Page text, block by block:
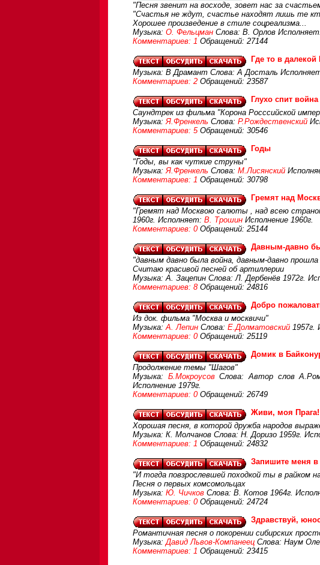
"Песня звенит на восходе, зовет нас за
"Счастья не ждут, счастье находят лишь те
Хорошее произведение в стиле соцреализма...
Музыка: О. Фельцман Слова: В. Орлов
Комментариев: 1 Обращений: 27144
Где то в далекой
Музыка: В Драмант Слова: А Досталь
Комментариев: 2 Обращений: 23587
Глухо спит война
Саундтрек из фильма "Корона Росссийской
Музыка:Я.Френкель Слова: Р.Рождественский
Комментариев: 5 Обращений: 30546
Годы
"Годы, вы как чуткие струны"
Музыка:Я.Френкель Слова: М.Лисянский
Комментариев: 1 Обращений: 30798
Гремят над
"Гремят над Москвою салюты , над всею
1960г. Исполняет: В. Трошин Исполнение 1960г.
Комментариев: 0 Обращений: 25144
Давным-давно
"давным давно была война, давным-давно прошла
Считаю красивой песней об артиллерии
Музыка: А. Зацепин Слова: Л. Дербенёв 1972г.
Комментариев: 8 Обращений: 24816
Добро
Из док. фильма "Москва и москвичи"
Музыка:А. Лепин Слова: Е.Долматовский 1957г.
Комментариев: 0 Обращений: 25119
Домик в
Продолжение темы "Шагов"
Музыка: Б.МокроусовСлова: Автор слов
Исполнение 1979г.
Комментариев: 0 Обращений: 26749
Живи, моя Прага!
Хорошая песня, в которой дружба народов
Музыка: К. Молчанов Слова: Н. Доризо 1959г.
Комментариев: 1 Обращений: 24832
Запишите меня
"И тогда повзрослевшей походкой ты в райком
Песня о первых комсомольцах
Музыка: Ю. Чичков Слова: В. Котов 1964г.
Комментариев: 0 Обращений: 24724
Здравствуй,
Романтичная песня о покорении сибирских
Музыка:Давид Львов-Компанеец Слова: Наум
Комментариев: 1 Обращений: 23415